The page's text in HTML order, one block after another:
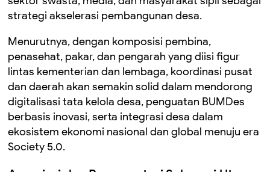
strategi akselerasi pembangunan desa.
Menurutnya, dengan komposisi pembina,
penasehat, pakar, dan pengarah yang diisi figur
lintas kementerian dan lembaga, koordinasi pusat
dan daerah akan semakin solid dalam mendorong
digitalisasi tata kelola desa, penguatan BUMDes
berbasis inovasi, serta integrasi desa dalam
ekosistem ekonomi nasional dan global menuju era
Society 5.0.